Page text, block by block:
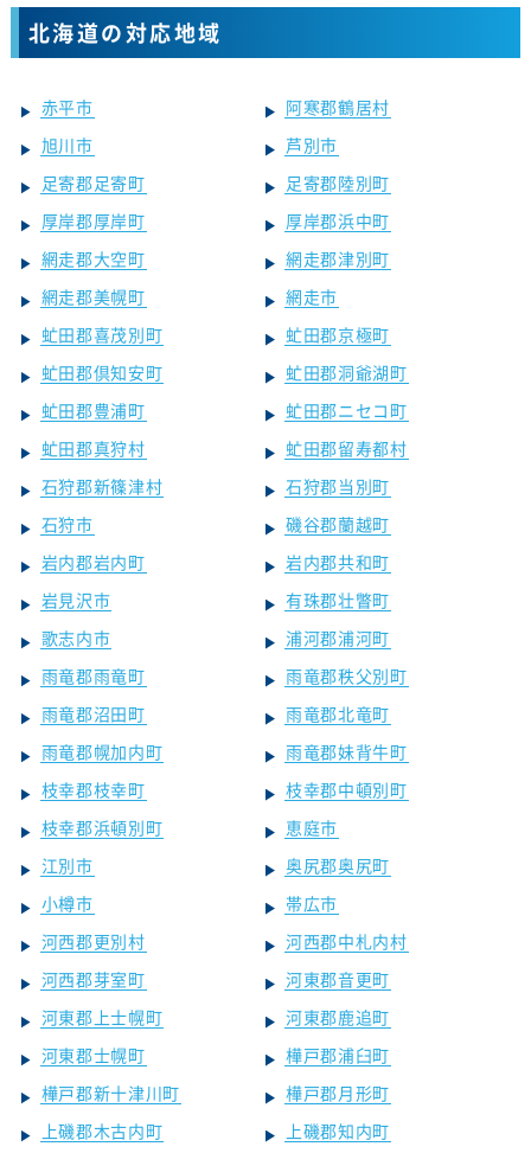
北海道の対応地域
赤平市
阿寒郡鶴居村
旭川市
芦別市
足寄郡足寄町
足寄郡陸別町
厚岸郡厚岸町
厚岸郡浜中町
網走郡大空町
網走郡津別町
網走郡美幌町
網走市
虻田郡喜茂別町
虻田郡京極町
虻田郡倶知安町
虻田郡洞爺湖町
虻田郡豊浦町
虻田郡ニセコ町
虻田郡真狩村
虻田郡留寿都村
石狩郡新篠津村
石狩郡当別町
石狩市
磯谷郡蘭越町
岩内郡岩内町
岩内郡共和町
岩見沢市
有珠郡壮瞥町
歌志内市
浦河郡浦河町
雨竜郡雨竜町
雨竜郡秩父別町
雨竜郡沼田町
雨竜郡北竜町
雨竜郡幌加内町
雨竜郡妹背牛町
枝幸郡枝幸町
枝幸郡中頓別町
枝幸郡浜頓別町
恵庭市
江別市
奥尻郡奥尻町
小樽市
帯広市
河西郡更別村
河西郡中札内村
河西郡芽室町
河東郡音更町
河東郡上士幌町
河東郡鹿追町
河東郡士幌町
樺戸郡浦臼町
樺戸郡新十津川町
樺戸郡月形町
上磯郡木古内町
上磯郡知内町